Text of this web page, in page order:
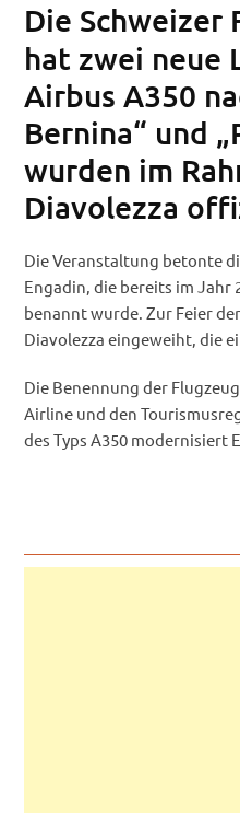
Die
hat zwei neue
Airbus A350
Bernina“ und
wurden im
Diavolezza
Die Veranstaltung betonte
Engadin, die bereits im Jahr
benannt wurde. Zur Feier
Diavolezza eingeweiht, die
Die Benennung der
Airline und den
des Typs A350 modernisiert